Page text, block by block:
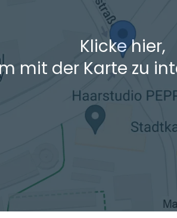
Klicke hier,
mit der Karte zu